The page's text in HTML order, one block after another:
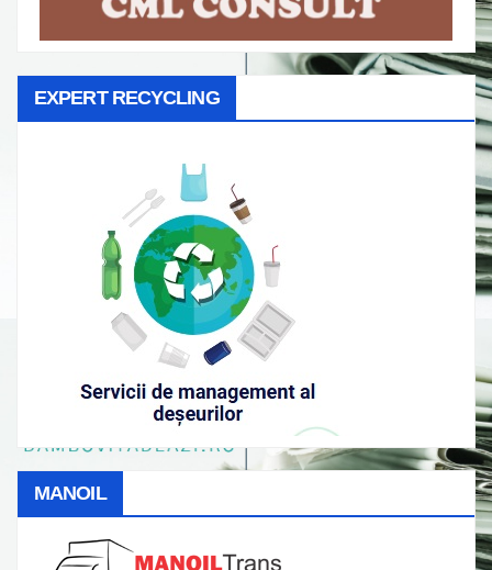
EXPERT RECYCLING
MANOIL